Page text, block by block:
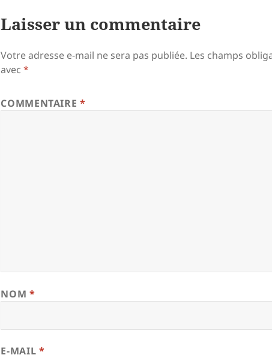
Laisser un commentaire
Votre adresse e-mail ne sera pas publiée. Les champs
avec*
COMMENTAIRE*
NOM *
E-MAIL *